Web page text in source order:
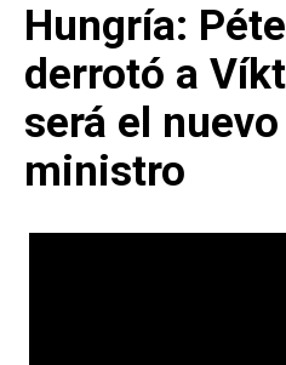
Hungría:
derrotó a
será el
ministro